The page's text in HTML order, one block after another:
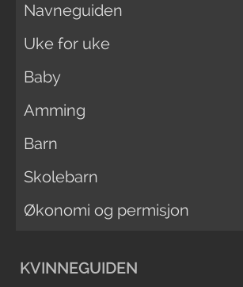
Navneguiden
Uke for uke
Baby
Amming
Barn
Skolebarn
Økonomi og permisjon
KVINNEGUIDEN